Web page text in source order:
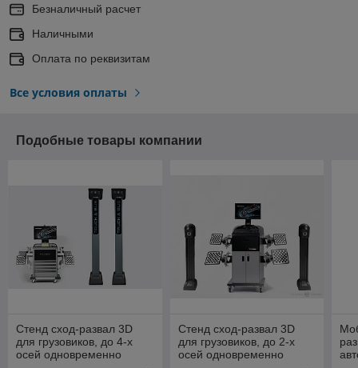
Безналичный расчет
Наличными
Оплата по реквизитам
Все условия оплаты
Подобные товары компании
Стенд сход-развал 3D
для грузовиков, до 4-х
осей одновременно
Стенд сход-развал 3D
для грузовиков, до 2-х
осей одновременно